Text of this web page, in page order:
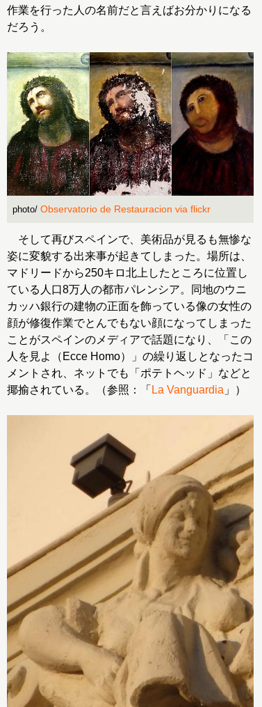
作業を行った人の名前だと言えばお分かりになる
だろう。
photo/ Observatorio de Restauracion via flickr
そして再びスペインで、美術品が見るも無惨な
姿に変貌する出来事が起きてしまった。場所は、
マドリードから250キロ北上したところに位置し
ている人口8万人の都市パレンシア。同地のウニ
カッハ銀行の建物の正面を飾っている像の女性の
顔が修復作業でとんでもない顔になってしまった
ことがスペインのメディアで話題になり、「この
人を見よ（Ecce Homo）」の繰り返しとなったコ
メントされ、ネットでも「ポテトヘッド」などと
揶揄されている。（参照：「 La Vanguardia 」）